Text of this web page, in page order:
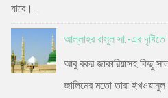
যাবে।...
আল্লাহর রাসূল সা.-এর দৃষ্টিতে
আবু বকর জাকারিয়াসহ কিছু
জালিমের মতো তারা